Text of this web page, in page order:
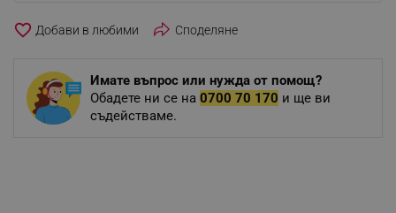
favorite_border Споделяне
Имате въпрос или нужда от помощ?
Обадете ни се на 0700 70 170 и ще ви
съдействаме.